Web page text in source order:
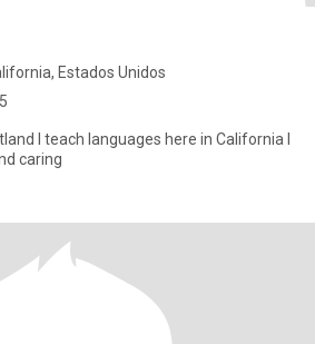
Estados Unidos
I teach languages here in California I
caring